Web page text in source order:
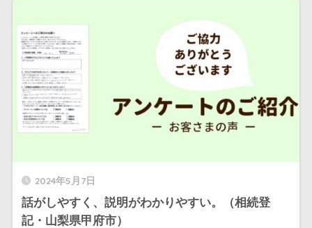
2024年5月7日
話がしやすく、説明がわかりやすい。（相続登
記・山梨県甲府市）